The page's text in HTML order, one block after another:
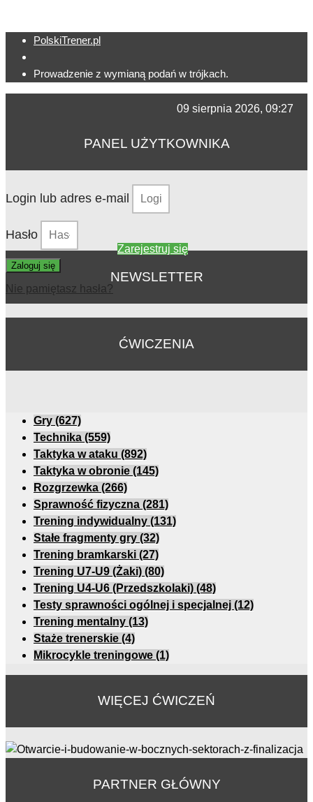
PolskiTrener.pl
Prowadzenie z wymianą podań w trójkach.
09 sierpnia 2026, 09:27
PANEL UŻYTKOWNIKA
Login lub adres e-mail
Hasło
Zaloguj się
Nie pamiętasz hasła?
Zarejestruj się
NEWSLETTER
ĆWICZENIA
Gry (627)
Technika (559)
Taktyka w ataku (892)
Taktyka w obronie (145)
Rozgrzewka (266)
Sprawność fizyczna (281)
Trening indywidualny (131)
Stałe fragmenty gry (32)
Trening bramkarski (27)
Trening U7-U9 (Żaki) (80)
Trening U4-U6 (Przedszkolaki) (48)
Testy sprawności ogólnej i specjalnej (12)
Trening mentalny (13)
Staże trenerskie (4)
Mikrocykle treningowe (1)
WIĘCEJ ĆWICZEŃ
PARTNER GŁÓWNY